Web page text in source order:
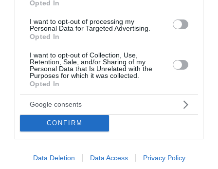
Opted In
I want to opt-out of processing my
Personal Data for Targeted Advertising.
Opted In
I want to opt-out of Collection, Use,
Retention, Sale, and/or Sharing of my
Personal Data that Is Unrelated with the
Purposes for which it was collected.
Opted In
Google consents
CONFIRM
Data Deletion Data Access Privacy Policy
Ξεκίνησε την προεκλογική
εκστρατεία ο Κυριάκος
Μητσοτάκης, τα έχουν χαμένα
στο ΣΥΡΙΖΑ
- Γνωρίζοντας ότι οι Εκλογές της 25ης Ιουνίου έχουν